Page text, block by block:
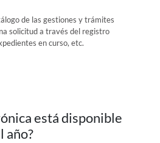
de las gestiones y trámites
solicitud a través del registro
en curso, etc.
está disponible
año?